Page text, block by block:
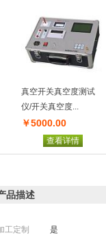
真空开关真空度测试
仪/开关真空度...
￥5000.00
查看详情
品描述
工定制 是